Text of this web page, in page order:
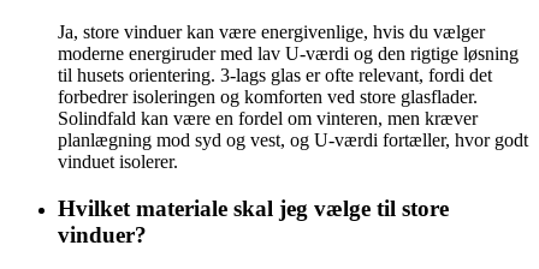
Ja, store vinduer kan være energivenlige, hvis du vælger
moderne energiruder med lav U-værdi og den rigtige løsning
til husets orientering. 3-lags glas er ofte relevant, fordi det
forbedrer isoleringen og komforten ved store glasflader.
Solindfald kan være en fordel om vinteren, men kræver
planlægning mod syd og vest, og U-værdi fortæller, hvor godt
vinduet isolerer.
Hvilket materiale skal jeg vælge til store
vinduer?